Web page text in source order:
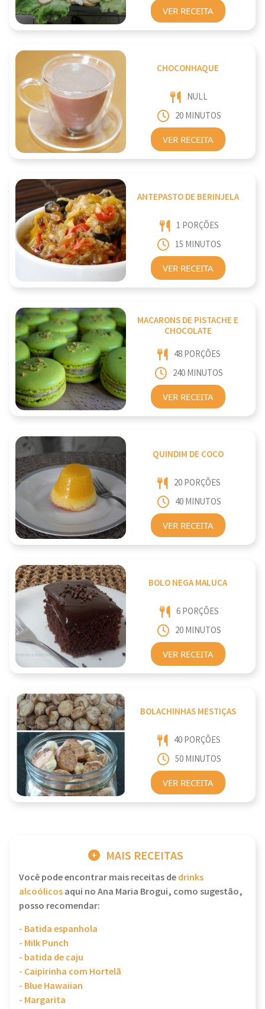
VER RECEITA
CHOCONHAQUE
NULL
20 MINUTOS
VER RECEITA
ANTEPASTO DE BERINJELA
1 PORÇÕES
15 MINUTOS
VER RECEITA
MACARONS DE PISTACHE E
CHOCOLATE
48 PORÇÕES
240 MINUTOS
VER RECEITA
QUINDIM DE COCO
20 PORÇÕES
40 MINUTOS
VER RECEITA
BOLO NEGA MALUCA
6 PORÇÕES
20 MINUTOS
VER RECEITA
BOLACHINHAS MESTIÇAS
40 PORÇÕES
50 MINUTOS
VER RECEITA
MAIS RECEITAS
Você pode encontrar mais receitas dedrinks
alcoólicosaqui no Ana Maria Brogui, como sugestão,
posso recomendar:
- Batida espanhola
- Milk Punch
- batida de caju
- Caipirinha com Hortelã
- Blue Hawaiian
- Margarita